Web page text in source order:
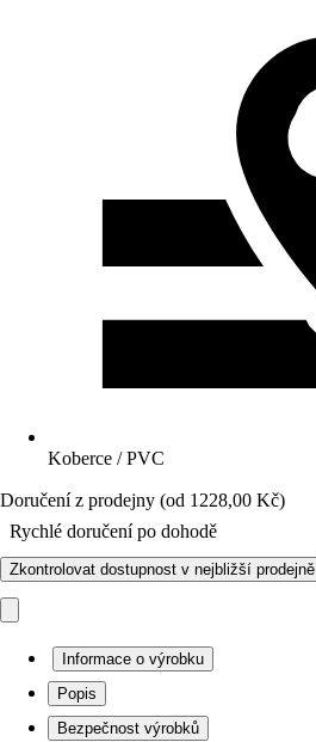
Koberce / PVC
Doručení z prodejny (od 1228,00 Kč)
Rychlé doručení po dohodě
Zkontrolovat dostupnost v nejbližší prodejně
Informace o výrobku
Popis
Bezpečnost výrobků